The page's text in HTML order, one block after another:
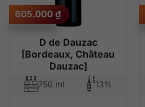
D de Dauzac
[Bordeaux, Château
Dauzac]
605.000 ₫
750 ml 13%